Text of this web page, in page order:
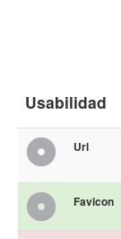
Usabilidad
Url
Favicon